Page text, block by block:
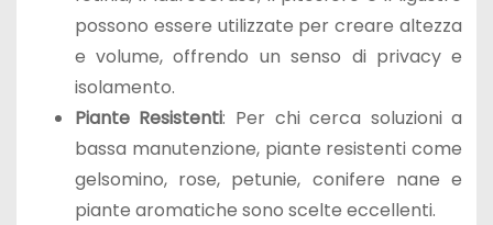
possono essere utilizzate per creare altezza
e volume, offrendo un senso di privacy e
isolamento.
Piante Resistenti: Per chi cerca soluzioni a
bassa manutenzione, piante resistenti come
gelsomino, rose, petunie, conifere nane e
piante aromatiche sono scelte eccellenti.